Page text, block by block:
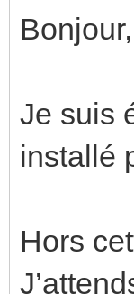
Bonjour,
Je suis
installé
Hors